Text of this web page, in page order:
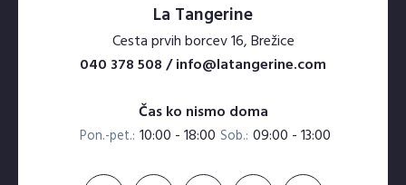
La Tangerine
Cesta prvih borcev 16, Brežice
040 378 508 / info@latangerine.com
Čas ko nismo doma
Pon.-pet.: 10:00 - 18:00 Sob.: 09:00 - 13:00